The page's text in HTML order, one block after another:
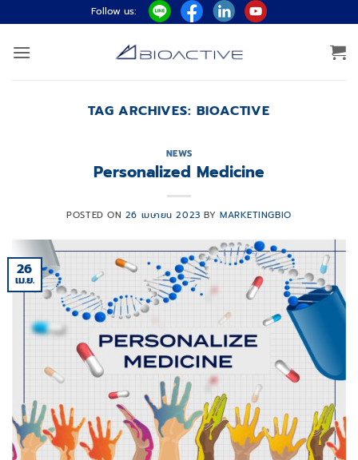
ไป
ยัง
Follow us:
TAG ARCHIVES: BIOACTIVE
NEWS
Personalized Medicine
POSTED ON 26 เมษายน 2023 BY MARKETINGBIO
26
เม.ย.